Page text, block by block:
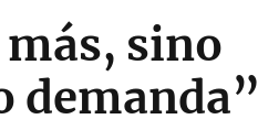
sino
demanda”